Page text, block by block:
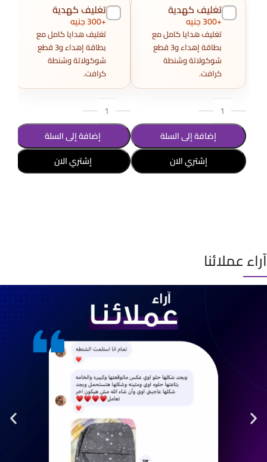
تغليف كهدية
+300 جنيه
تغليف هدايا كامل مع
بطاقة إهداء و3 قطع
شوكولاتة وشنطة
كرافت.
إضافة إلى السلة
إشتري الان
تغليف كهدية
+300 جنيه
تغليف هدايا كامل مع
بطاقة إهداء و3 قطع
شوكولاتة وشنطة
كرافت.
إضافة إلى السلة
إشتري الان
آراء عملائنا